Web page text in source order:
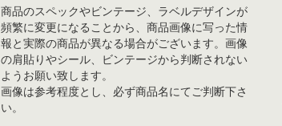
商品のスペックやビンテージ、ラベルデザインが
頻繁に変更になることから、商品画像に写った情
報と実際の商品が異なる場合がございます。画像
の肩貼りやシール、ビンテージから判断されない
ようお願い致します。
画像は参考程度とし、必ず商品名にてご判断下さ
い。